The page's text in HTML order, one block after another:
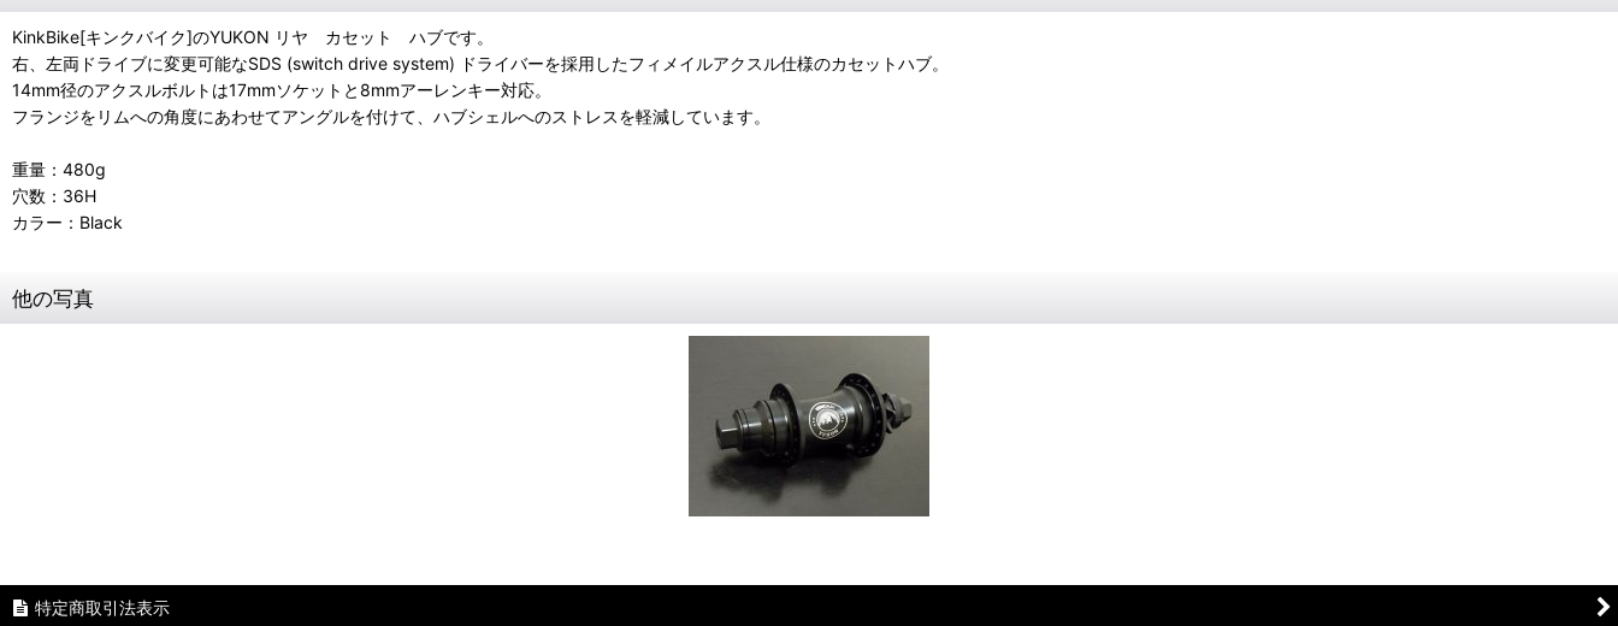
KinkBike[キンクバイク]のYUKON リヤ カセット ハブです。
右、左両ドライブに変更可能なSDS (switch drive system) ドライバーを採用したフィメイルアクスル仕様のカセットハブ。
14mm径のアクスルボルトは17mmソケットと8mmアーレンキー対応。
フランジをリムへの角度にあわせてアングルを付けて、ハブシェルへのストレスを軽減しています。
重量：480g
穴数：36H
カラー：Black
他の写真
特定商取引法表示